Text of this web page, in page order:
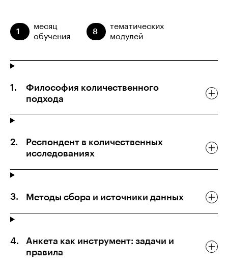
1
месяц
обучения
8
тематических
модулей
Философия количественного
подхода
Респондент в количественных
исследованиях
Методы сбора и источники данных
Анкета как инструмент: задачи и
правила